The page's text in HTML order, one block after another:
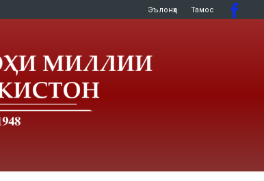
Эълонҳо Тамос